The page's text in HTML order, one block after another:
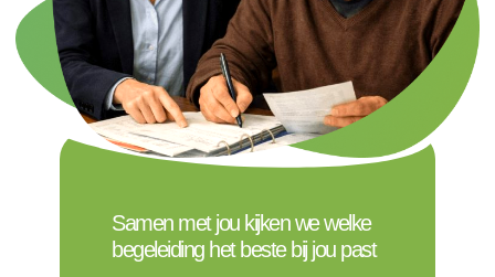
Samen met jou kijken we welke
begeleiding het beste bij jou past